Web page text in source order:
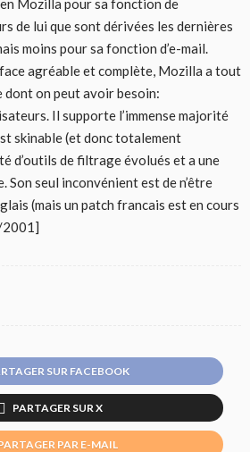
Mozilla pour sa fonction de
de lui que sont dérivées les dernières
moins pour sa fonction d’e-mail.
agréable et complète, Mozilla a tout
dont on peut avoir besoin:
Il supporte l’immense majorité
skinable (et donc totalement
d’outils de filtrage évolués et a une
seul inconvénient est de n’être
(mais un patch francais est en cours
2001]
SUR FACEBOOK
PARTAGER SUR X
PAR E-MAIL